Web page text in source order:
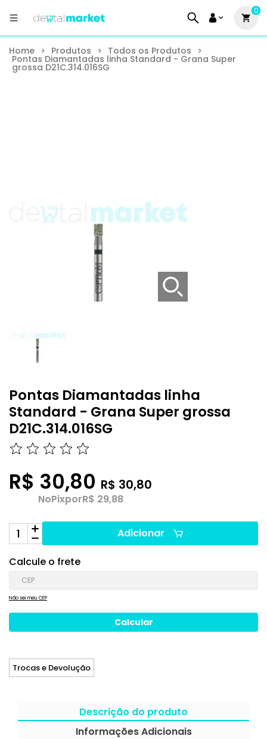
0
Home > Produtos > Todos os Produtos >
Pontas Diamantadas linha Standard - Grana Super
grossa D21C.314.016SG
Pontas Diamantadas linha
Standard - Grana Super grossa
D21C.314.016SG
R$ 30,80 R$ 30,80
NoPixporR$ 29,88
Adicionar
Calcule o frete
Não sei meu CEP
Trocas e Devolução
Descrição do produto
Informações Adicionais